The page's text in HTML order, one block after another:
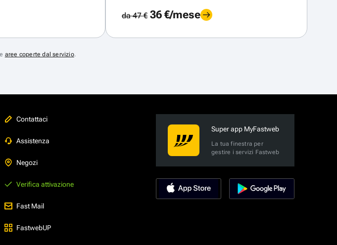
da 47 €36 €/mese
aree coperte dal servizio.
Contattaci
Assistenza
Negozi
Verifica attivazione
Fast Mail
FastwebUP
Super app MyFastweb
La tua finestra per
gestire i servizi Fastweb